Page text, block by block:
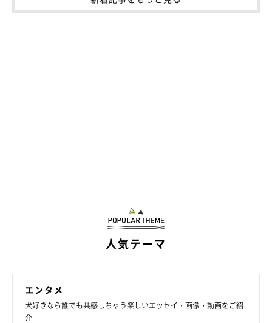
人気テーマ
エンタメ
犬好きなら誰でも共感しちゃう楽しいエッセイ・画像・動画をご紹
介